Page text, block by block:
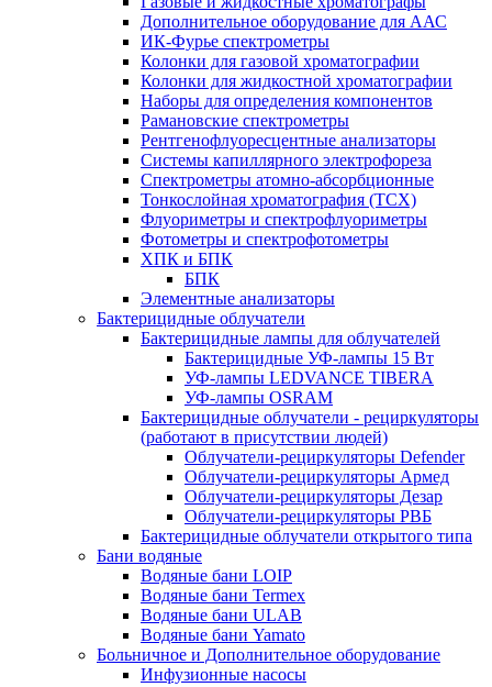
Дополнительное оборудование для ААС
ИК-Фурье спектрометры
Колонки для газовой хроматографии
Колонки для жидкостной хроматографии
Наборы для определения компонентов
Рамановские спектрометры
Рентгенофлуоресцентные анализаторы
Системы капиллярного электрофореза
Спектрометры атомно-абсорбционные
Тонкослойная хроматография (ТСХ)
Флуориметры и спектрофлуориметры
Фотометры и спектрофотометры
ХПК и БПК
БПК
Элементные анализаторы
Бактерицидные облучатели
Бактерицидные лампы для облучателей
Бактерицидные УФ-лампы 15 Вт
УФ-лампы LEDVANCE TIBERA
УФ-лампы OSRAM
Бактерицидные облучатели - рециркуляторы
(работают в присутствии людей)
Облучатели-рециркуляторы Defender
Облучатели-рециркуляторы Армед
Облучатели-рециркуляторы Дезар
Облучатели-рециркуляторы РВБ
Бактерицидные облучатели открытого типа
Бани водяные
Водяные бани LOIP
Водяные бани Termex
Водяные бани ULAB
Водяные бани Yamato
Больничное и Дополнительное оборудование
Инфузионные насосы